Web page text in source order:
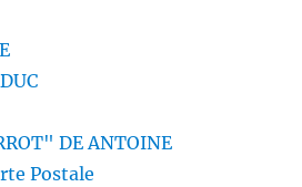
DE ANTOINE
Postale